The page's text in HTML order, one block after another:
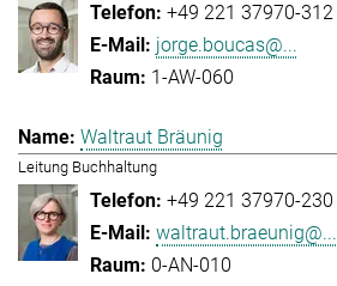
+49 221 37970-312
jorge.boucas@...
1-AW-060
Waltraut Bräunig
Leitung Buchhaltung
+49 221 37970-230
waltraut.braeunig@...
0-AN-010